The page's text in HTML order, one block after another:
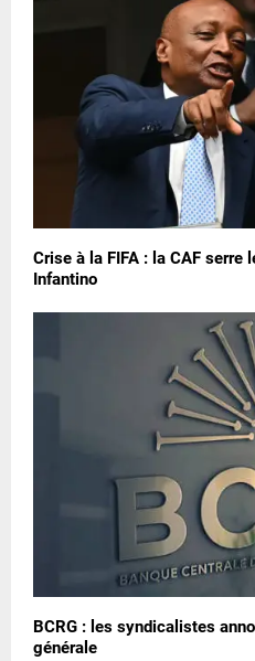
Crise à la FIFA : la CAF serre
Infantino
BCRG : les syndicalistes
générale